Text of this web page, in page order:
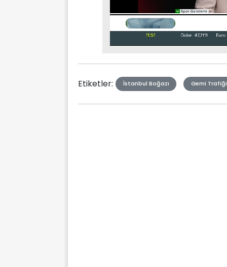
Stream
Etiketler: İstanbul Boğazı Gemi Trafiği